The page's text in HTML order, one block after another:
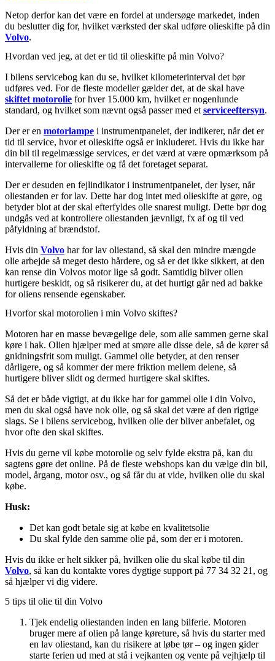
Netop derfor kan det være en fordel at undersøge markedet, inden
du beslutter dig for, hvilket værksted der skal udføre olieskifte på din
Volvo.
Hvordan ved jeg, at det er tid til olieskifte på min Volvo?
I bilens servicebog kan du se, hvilket kilometerinterval det bør
udføres ved. For de fleste modeller gælder det, at de skal have
skiftet motorolie for hver 15.000 km, hvilket er nogenlunde
standard, og hvilket som nævnt også passer med et serviceeftersyn.
Der er en motorlampe i instrumentpanelet, der indikerer, når det er
tid til service, hvor et olieskifte også er inkluderet. Hvis du ikke har
din bil til regelmæssige services, er det værd at være opmærksom på
intervallerne for olieskifte og få det foretaget separat.
Der er desuden en fejlindikator i instrumentpanelet, der lyser, når
oliestanden er for lav. Dette har dog intet med olieskifte at gøre, og
betyder blot at der skal efterfyldes olie snarest muligt. Dette bør dog
undgås ved at kontrollere oliestanden jævnligt, fx af og til ved
påfyldning af brændstof.
Hvis din Volvo har for lav oliestand, så skal den mindre mængde
olie arbejde så meget desto hårdere, og så er det ikke sikkert, at den
kan rense din Volvos motor lige så godt. Samtidig bliver olien
hurtigere beskidt, og så risikerer du, at det hurtigt går ned ad bakke
for oliens rensende egenskaber.
Hvorfor skal motorolien i min Volvo skiftes?
Motoren har en masse bevægelige dele, som alle sammen gerne skal
køre i hak. Olien hjælper med at smøre alle disse dele, så de kører så
gnidningsfrit som muligt. Gammel olie betyder, at den renser
dårligere, og så kommer der mere friktion mellem delene, så
hurtigere bliver slidt og dermed hurtigere skal skiftes.
Så det er både vigtigt, at du ikke har for gammel olie i din Volvo,
men du skal også have nok olie, og så skal det være af den rigtige
slags. Se i bilens servicebog, hvilken olie der bliver anbefalet, og
hvor ofte den skal skiftes.
Hvis du gerne vil købe motorolie og selv fylde ekstra på, kan du
sagtens gøre det online. På de fleste webshops kan du vælge din bil,
model, årgang, motor osv., og så får du at vide, hvilken olie du skal
købe.
Husk:
Det kan godt betale sig at købe en kvalitetsolie
Du skal fylde den samme olie på, som der er i motoren.
Hvis du ikke er helt sikker på, hvilken olie du skal købe til din
Volvo, så kan du kontakte vores dygtige support på 77 34 32 21, og
så hjælper vi dig videre.
5 tips til olie til din Volvo
Tjek endelig oliestanden inden en lang bilferie. Motoren
bruger mere af olien på lange køreture, så hvis du starter med
en lav oliestand, kan du risikere at løbe tør – og ingen gider
starte ferien ud med at stå i vejkanten og vente på vejhjælp til